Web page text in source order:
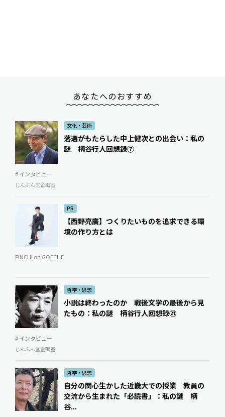
あなたへのおすすめ
文化・芸術
落選がもたらした中上健次との出会い：私の
謎 柄谷行人回想録⑦
# インタビュー
じんぶん堂企画室
PR
【西野亮廣】つくりたいものを追求できる環
境の作り方とは
FINCHI on GOETHE
哲学・思想
小説は終わったのか 戦後文学の最後から見
たもの：私の謎 柄谷行人回想録㉑
# インタビュー
じんぶん堂企画室
哲学・思想
自分の関心生かした近畿大での授業 教員の
交流から生まれた「必読書」：私の謎 柄
谷...